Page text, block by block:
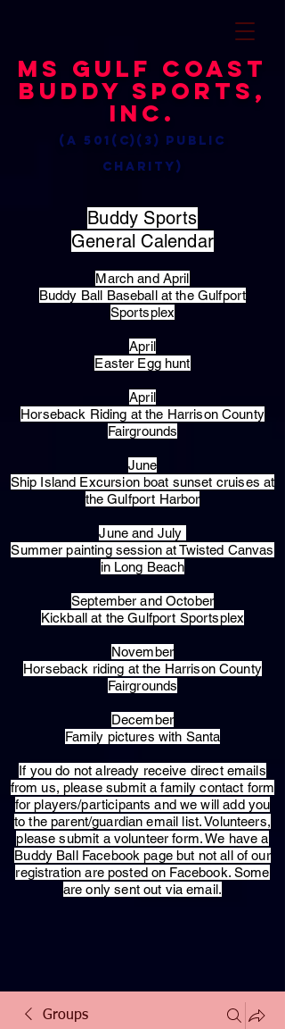
MS Gulf Coast
Buddy Sports,
Inc.
(a 501(c)(3) public
charity)
Buddy Sports
General Calendar
March and April
Buddy Ball Baseball at the Gulfport
Sportsplex
April
Easter Egg hunt
April
Horseback Riding at the Harrison County
Fairgrounds
June
Ship Island Excursion boat sunset cruises at
the Gulfport Harbor
June and July
Summer painting session at Twisted Canvas
in Long Beach
September and October
Kickball at the Gulfport Sportsplex
November
Horseback riding at the Harrison County
Fairgrounds
December
Family pictures with Santa
​If you do not already receive direct emails
from us, please submit a family contact form
for players/participants and we will add you
to the parent/guardian email list. Volunteers,
please submit a volunteer form. We have a
Buddy Ball Facebook page but not all of our
registration are posted on Facebook. Some
are only sent out via email.
Groups